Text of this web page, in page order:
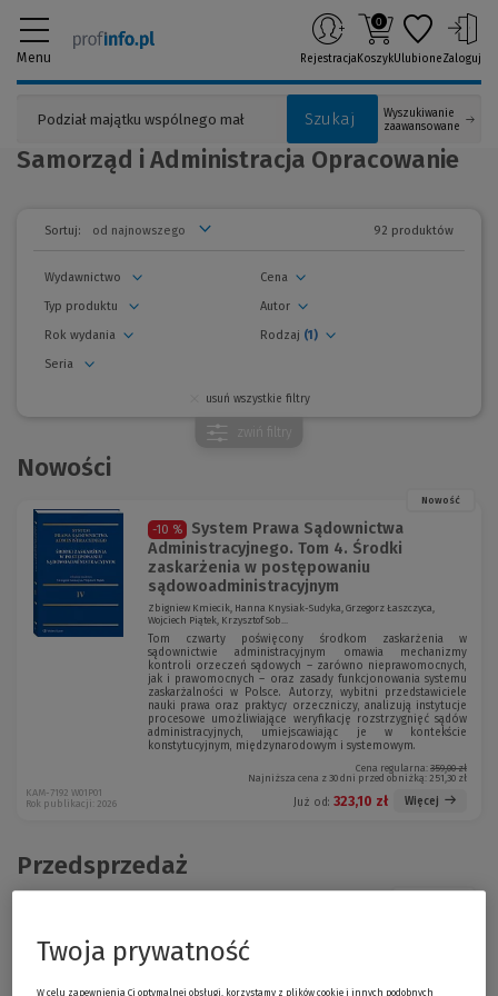
Menu
Szukaj
Wyszukiwanie
zaawansowane
Rejestracja
0
KoszykUlubioneZaloguj
Samorząd i Administracja Opracowanie
Sortuj: 92 produktów
Wydawnictwo
Rodzaj (1)
Autor
Seria
Cena
Rok wydania
Typ produktu
usuń wszystkie filtry
zwiń filtry
Nowości
Nowość
-10 %
System Prawa Sądownictwa
Administracyjnego. Tom 4. Środki
zaskarżenia w postępowaniu
sądowoadministracyjnym
Zbigniew Kmiecik, Hanna Knysiak-Sudyka, Grzegorz Łaszczyca,
Wojciech Piątek, Krzysztof Sob...
Tom czwarty poświęcony środkom zaskarżenia w
sądownictwie administracyjnym omawia mechanizmy
kontroli orzeczeń sądowych – zarówno nieprawomocnych,
jak i prawomocnych – oraz zasady funkcjonowania systemu
zaskarżalności w Polsce. Autorzy, wybitni przedstawiciele
nauki prawa oraz praktycy orzeczniczy, analizują instytucje
procesowe umożliwiające weryfikację rozstrzygnięć sądów
administracyjnych, umiejscawiając je w kontekście
konstytucyjnym, międzynarodowym i systemowym.
Cena regularna: 359,00 zł
Najniższa cena z 30 dni przed obniżką: 251,30 zł
Już od: 323,10 zł Więcej
KAM-7192 W01P01
Rok publikacji: 2026
Przedsprzedaż
Rządowej. Tom 1. Zagadnienia ogólne
[PRZEDSPRZEDAŻ]
Jarosław Dobkowski, Jakub Dorosz-Kruczyński, Hubert Izdebski,
Twoja prywatność
W celu zapewnienia Ci optymalnej obsługi, korzystamy z plików cookie i innych podobnych